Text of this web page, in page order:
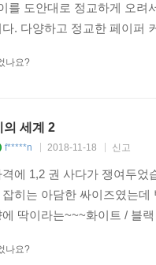
를 도안대로 정교하게 오
. 다양하고 정교한 페이퍼
나요?
의 세계 2
f*****n 2018-11-18 신고
에 1,2 권 사다가 쟁여두
히는 아담한 싸이즈였는
딱이라는~~~화이트 / 블
나요?